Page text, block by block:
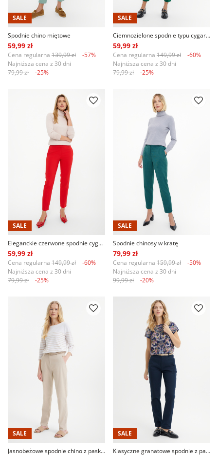
SALE
Spodnie chino miętowe
59,99 zł
Cena regularna 139,99 zł
-57%
Najniższa cena z 30 dni
79,99 zł
-25%
SALE
Ciemnozielone spodnie typu cygaretki
59,99 zł
Cena regularna 149,99 zł
-60%
Najniższa cena z 30 dni
79,99 zł
-25%
SALE
Eleganckie czerwone spodnie cygaretki
59,99 zł
Cena regularna 149,99 zł
-60%
Najniższa cena z 30 dni
79,99 zł
-25%
SALE
Spodnie chinosy w kratę
79,99 zł
Cena regularna 159,99 zł
-50%
Najniższa cena z 30 dni
99,99 zł
-20%
SALE
Jasnobeżowe spodnie chino z paskiem
SALE
Klasyczne granatowe spodnie z paskiem